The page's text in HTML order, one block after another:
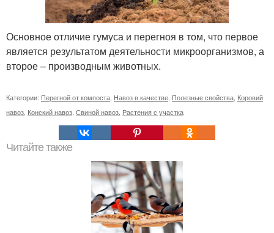
Основное отличие гумуса и перегноя в том, что первое
является результатом деятельности микроорганизмов, а
второе – производным животных.
Категории: Перегной от компоста, Навоз в качестве, Полезные свойства, Коровий
навоз, Конский навоз, Свиной навоз, Растения с участка
Читайте также